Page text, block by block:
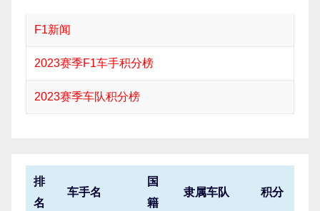
F1新闻
2023赛季F1车手积分榜
2023赛季车队积分榜
排
名
车手名
国
籍
隶属车队 积分